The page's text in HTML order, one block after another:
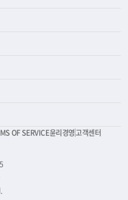
OF SERVICE윤리경영고객센터